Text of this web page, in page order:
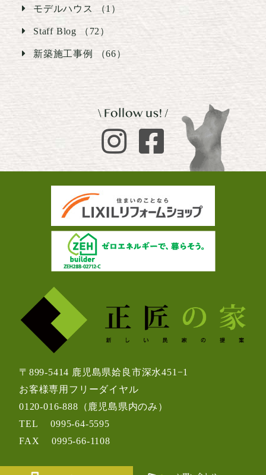
モデルハウス （1）
Staff Blog （72）
新築施工事例 （66）
〒899-5414 鹿児島県姶良市深水451−1
お客様専用フリーダイヤル
0120-016-888 （鹿児島県内のみ）
TEL
0995-64-5595
FAX
0995-66-1108